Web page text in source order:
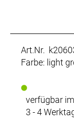
Art.Nr.
Farbe: light
verfügbar
3 - 4